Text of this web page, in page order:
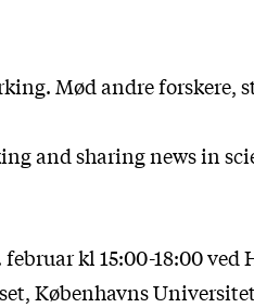
Mød andre forskere,
and sharing news in
kl 15:00-18:00 ved
Københavns